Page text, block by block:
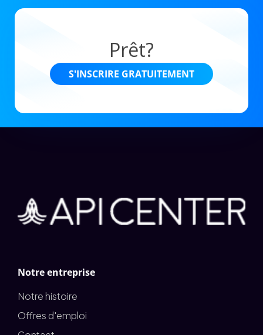
Prêt?
S'INSCRIRE GRATUITEMENT
Notre entreprise
Notre histoire
Offres d'emploi